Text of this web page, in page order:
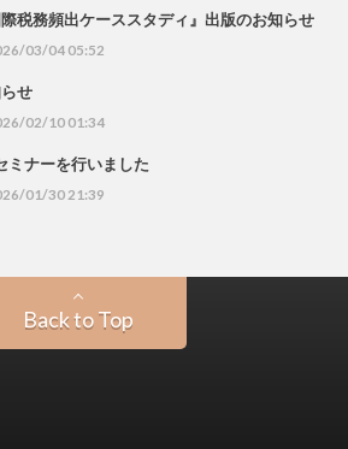
際税務頻出ケーススタディ』出版のお知らせ
03/04 05:52
せ
02/10 01:34
ミナーを行いました
01/30 21:39
Back to Top